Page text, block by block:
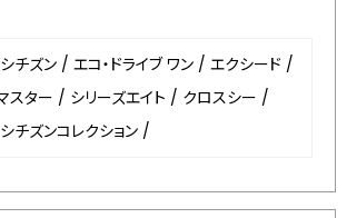
シチズン / エコ・ドライブ ワン / エクシード /
スター / シリーズエイト / クロスシー /
シチズンコレクション /